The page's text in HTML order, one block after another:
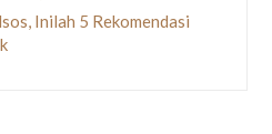
Inilah 5 Rekomendasi